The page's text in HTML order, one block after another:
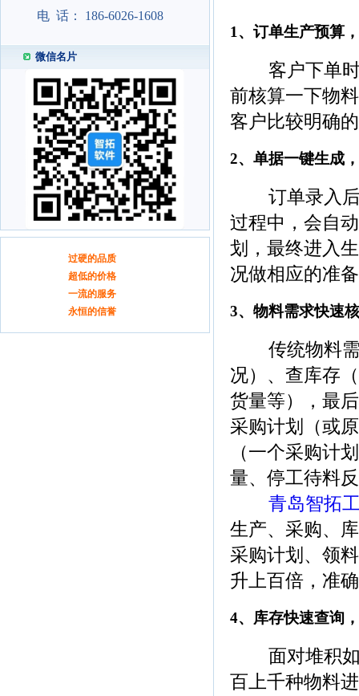
1、订单生产预算
客户下单时
前核算一下物
客户比较明确
2、单据一键生成
订单录入后
过程中，会自
划，最终进入
况做相应的准
3、物料需求快速
传统物料需
况）、查库存
货量等），最
采购计划（或
（一个采购计
量、停工待料
青岛智拓
生产、采购、
采购计划、领
升上百倍，准
4、库存快速查询
面对堆积如
百上千种物料
电 话： 186-6026-1608
微信名片
过硬的品质
超低的价格
一流的服务
永恒的信誉